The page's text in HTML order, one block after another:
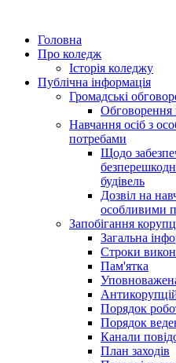
Головна
Про коледж
Історія коледжу
Публічна інформація
Громадські
Навчання осіб з
потребами
Щодо
будівель
Дозвіл на
особливими
Запобігання
Загальна
Строки
Пам'ятка
Порядок
Порядок
Канали
План заходів